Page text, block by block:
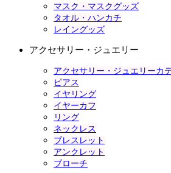
マスク・マスクグッズ
タオル・ハンカチ
レイングッズ
アクセサリー・ジュエリー
アクセサリー・ジュエリーカ
ピアス
イヤリング
イヤーカフ
リング
ネックレス
ブレスレット
アンクレット
ブローチ